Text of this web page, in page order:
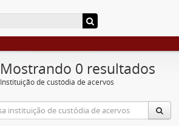
Mostrando 0 resultados
Instituição de custódia de acervos